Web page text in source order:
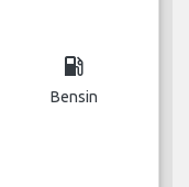
local_gas_station
Bensin